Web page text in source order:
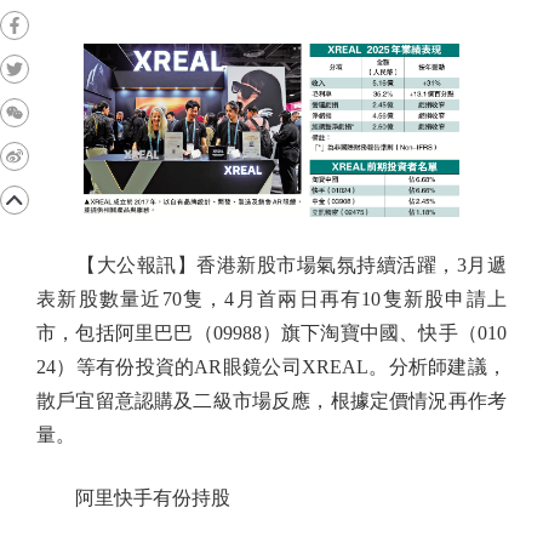
【大公報訊】香港新股市場氣氛持續活躍，3月遞
表新股數量近70隻，4月首兩日再有10隻新股申請上
市，包括阿里巴巴（09988）旗下淘寶中國、快手（010
24）等有份投資的AR眼鏡公司XREAL。分析師建議，
散戶宜留意認購及二級市場反應，根據定價情況再作考
量。
阿里快手有份持股